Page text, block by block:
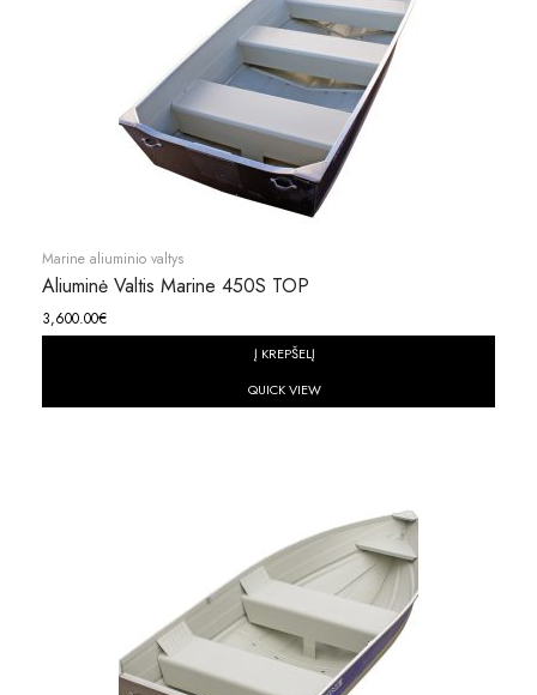
Marine aliuminio valtys
Aliuminė Valtis Marine 450S TOP
3,600.00€
Į KREPŠELĮ
QUICK VIEW